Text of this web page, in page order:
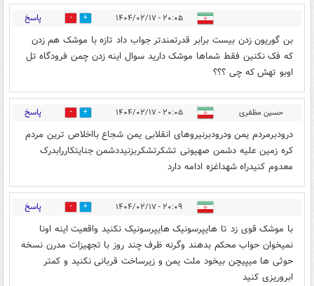
۲۰:۰۵ - ۱۴۰۴/۰۲/۱۷ 4 پاسخ
بن گوریون زدن بیست برابر قدرتمندتر جواب داد تازه با موشک هم زدن
که فک نکنین فقط شماها موشک دارید سوال اینه زدن چمن فرودگاه تل
اوبو تهش که چی ؟؟؟
حسین مظفری ۲۰:۰۵ - ۱۴۰۴/۰۲/۱۷ 1 پاسخ
درودبرمردم یمن ودرودبرنیروهای انقلابی یمن شجاع بااخلاص ترین مردم
کره زمین علیه دشمن صهیونی تشکرتشکربزنیددشمن جنایتکاررابدرک
معدوم کنیدراه شهداغزه ادامه دارد
۲۰:۰۹ - ۱۴۰۴/۰۲/۱۷ 4 پاسخ
با موشک قوی زد تا هایپرسونیک هایپرسونیک نکنید واقعیت اینه اونا
نمیخوان حواب محکم بدهند وگرنه ظرف چند روز با تجهیزات مدرن نسخه
حوثی ها میپیچن بیخود ملت یمن و زیرساخت قربانی نکنید و کمتر
ابروریزی کنید